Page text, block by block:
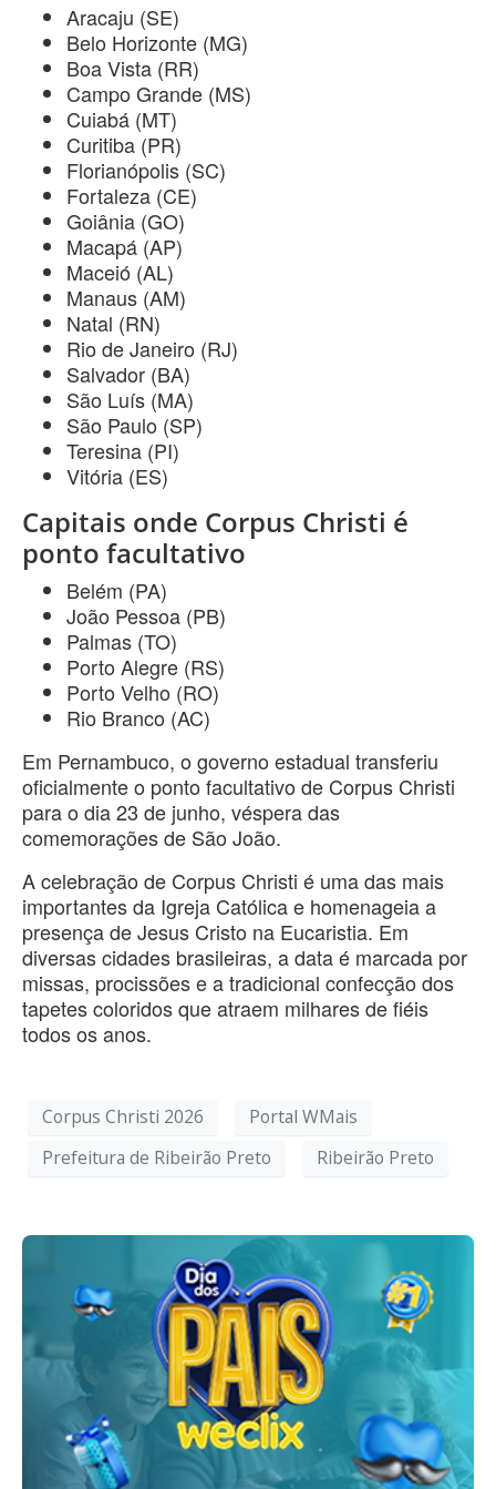
Aracaju (SE)
Belo Horizonte (MG)
Boa Vista (RR)
Campo Grande (MS)
Cuiabá (MT)
Curitiba (PR)
Florianópolis (SC)
Fortaleza (CE)
Goiânia (GO)
Macapá (AP)
Maceió (AL)
Manaus (AM)
Natal (RN)
Rio de Janeiro (RJ)
Salvador (BA)
São Luís (MA)
São Paulo (SP)
Teresina (PI)
Vitória (ES)
Capitais onde Corpus Christi é
ponto facultativo
Belém (PA)
João Pessoa (PB)
Palmas (TO)
Porto Alegre (RS)
Porto Velho (RO)
Rio Branco (AC)
Em Pernambuco, o governo estadual transferiu
oficialmente o ponto facultativo de Corpus Christi
para o dia 23 de junho, véspera das
comemorações de São João.
A celebração de Corpus Christi é uma das mais
importantes da Igreja Católica e homenageia a
presença de Jesus Cristo na Eucaristia. Em
diversas cidades brasileiras, a data é marcada por
missas, procissões e a tradicional confecção dos
tapetes coloridos que atraem milhares de fiéis
todos os anos.
Corpus Christi 2026
Portal WMais
Prefeitura de Ribeirão Preto
Ribeirão Preto